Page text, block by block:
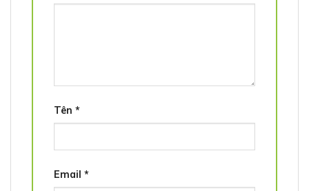
Tên *
Email *